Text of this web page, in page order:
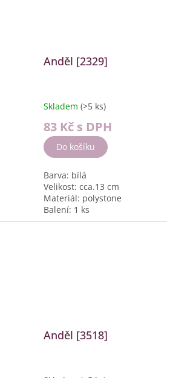
Anděl [2329]
Skladem (>5 ks)
83 Kč s DPH
Do košíku
Barva: bílá
Velikost: cca.13 cm
Materiál: polystone
Balení: 1 ks
Anděl [3518]